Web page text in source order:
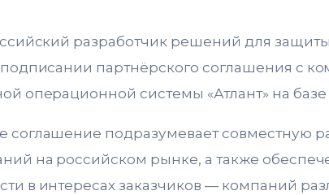
разработчик решений для
подписании партнёрского соглашения с
операционной системы «Атлант» на базе
соглашение подразумевает совместную
на российском рынке, а также
в интересах заказчиков — компаний